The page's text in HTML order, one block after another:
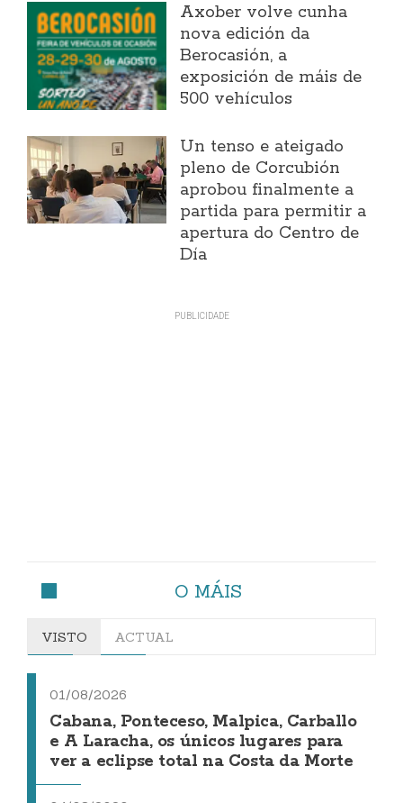
Axober volve cunha
nova edición da
Berocasión, a
exposición de máis de
500 vehículos
Un tenso e ateigado
pleno de Corcubión
aprobou finalmente a
partida para permitir a
apertura do Centro de
Día
O MÁIS
VISTO ACTUAL
01/08/2026
Cabana, Ponteceso, Malpica, Carballo
e A Laracha, os únicos lugares para
ver a eclipse total na Costa da Morte